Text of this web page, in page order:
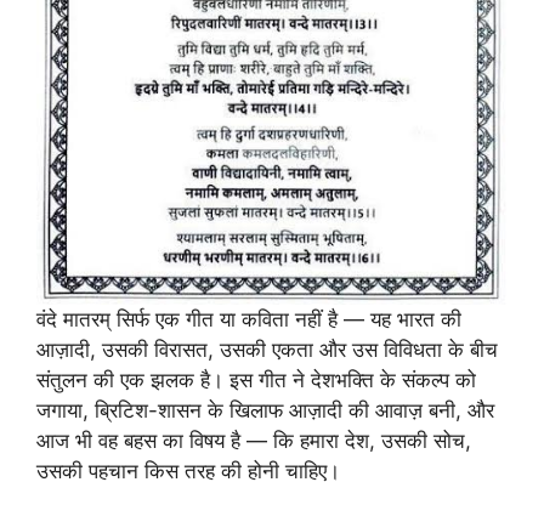
वंदे मातरम् सिर्फ एक गीत या कविता नहीं है — यह भारत की
आज़ादी, उसकी विरासत, उसकी एकता और उस विविधता के बीच
संतुलन की एक झलक है। इस गीत ने देशभक्ति के संकल्प को
जगाया, ब्रिटिश-शासन के खिलाफ आज़ादी की आवाज़ बनी, और
आज भी वह बहस का विषय है — कि हमारा देश, उसकी सोच,
उसकी पहचान किस तरह की होनी चाहिए।